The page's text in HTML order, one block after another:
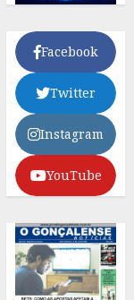
Facebook
Twitter
Instagram
YouTube